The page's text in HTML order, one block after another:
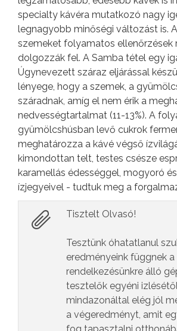
specialty kávéra mutatkozó nagy
legnagyobb minőségi változást is.
szemeket folyamatos ellenőrzések
dolgozzák fel. A Samba tétel egy
Úgynevezett száraz eljárással
lényege, hogy a szemek, a
száradnak, amíg el nem érik a
nedvességtartalmat (11-13%). A
gyümölcshúsban levő cukrok
meghatározza a kávé végső
kimondottan telt, testes csésze
karamellás édességgel, mogyoró
ízjegyeivel - tudtuk meg a
Tisztelt Olvasó!
Tesztünk óhatatlanul
eredményeink függnek a
rendelkezésünkre álló
tesztelők egyéni
mindazonáltal elég jól
a végeredményt, amit